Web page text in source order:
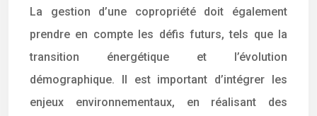
La gestion d’une copropriété doit également
prendre en compte les défis futurs, tels que la
transition énergétique et l’évolution
démographique. Il est important d’intégrer les
enjeux environnementaux, en réalisant des